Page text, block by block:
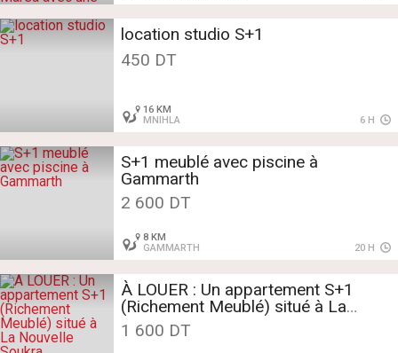
location studio S+1
450 DT
16 KM
MNIHLA
6 H
S+1 meublé avec piscine à
Gammarth
2 600 DT
8 KM
GAMMARTH
20 H
À LOUER : Un appartement S+1
(Richement Meublé) situé à La
Nouvelle Soukra
1 600 DT